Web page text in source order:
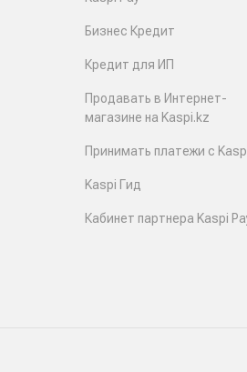
Бизнес Кредит
Кредит для ИП
Продавать в Интернет-
магазине на Kaspi.kz
Принимать платежи с
Kaspi Гид
Кабинет партнера Kaspi